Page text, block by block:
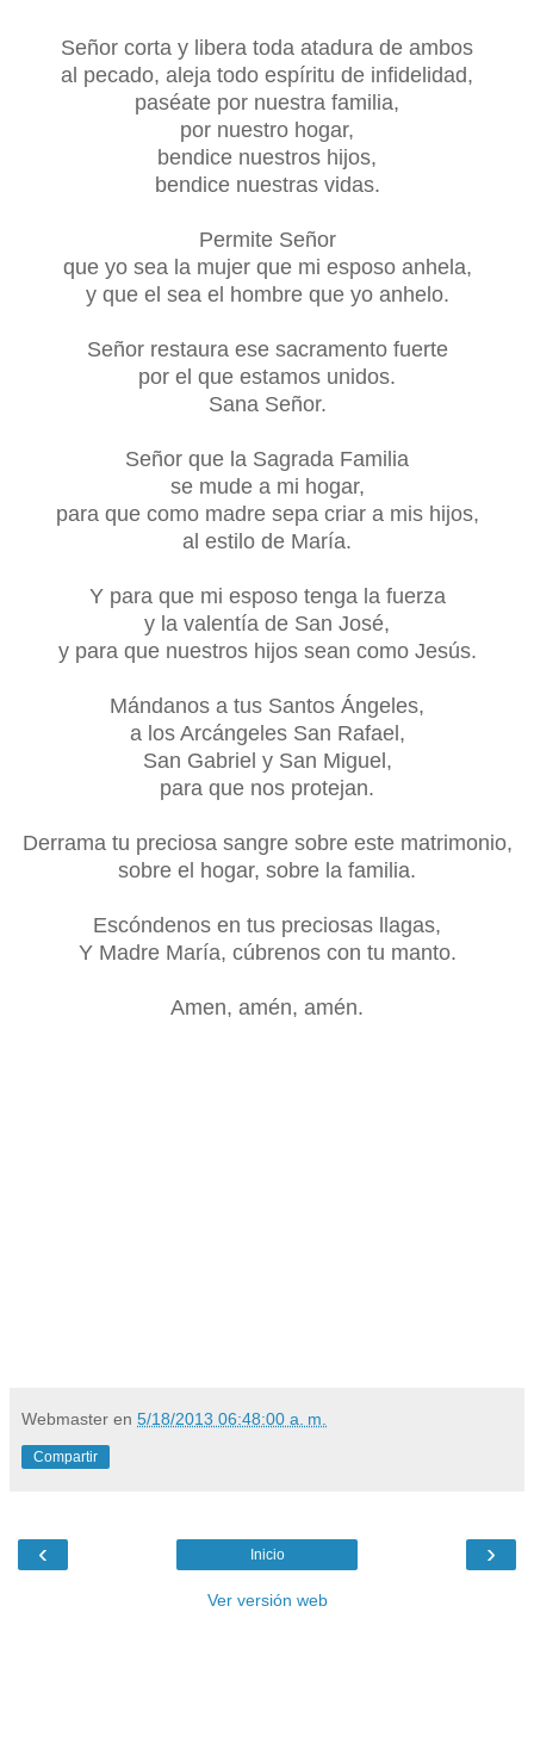
Señor corta y libera toda atadura de ambos
al pecado, aleja todo espíritu de infidelidad,
paséate por nuestra familia,
por nuestro hogar,
bendice nuestros hijos,
bendice nuestras vidas.
Permite Señor
que yo sea la mujer que mi esposo anhela,
y que el sea el hombre que yo anhelo.
Señor restaura ese sacramento fuerte
por el que estamos unidos.
Sana Señor.
Señor que la Sagrada Familia
se mude a mi hogar,
para que como madre sepa criar a mis hijos,
al estilo de María.
Y para que mi esposo tenga la fuerza
y la valentía de San José,
y para que nuestros hijos sean como Jesús.
Mándanos a tus Santos Ángeles,
a los Arcángeles San Rafael,
San Gabriel y San Miguel,
para que nos protejan.
Derrama tu preciosa sangre sobre este matrimonio,
sobre el hogar, sobre la familia.
Escóndenos en tus preciosas llagas,
Y Madre María, cúbrenos con tu manto.
Amen, amén, amén.
Webmaster en 5/18/2013 06:48:00 a. m.
Compartir
‹ ›
Inicio
Ver versión web